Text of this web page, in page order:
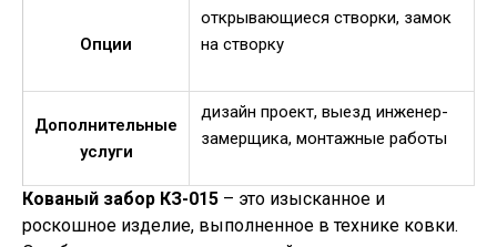
Опции
открывающиеся створки, замок
на створку
Дополнительные
услуги
дизайн проект, выезд инженер-
замерщика, монтажные работы
Кованый забор КЗ-015 – это изысканное и
роскошное изделие, выполненное в технике ковки.